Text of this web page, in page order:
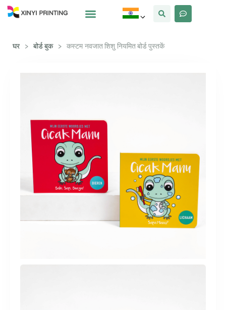
घर > बोर्ड बुक > कस्टम नवजात शिशु नियमित बोर्ड पुस्तकें